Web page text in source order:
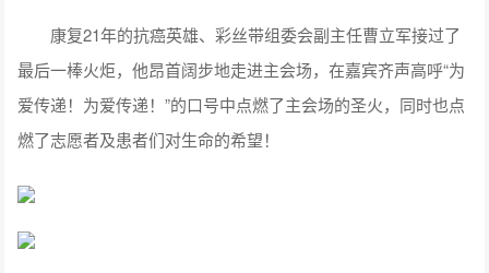
康复21年的抗癌英雄、彩丝带组委会副主任曹立军接过了
最后一棒火炬，他昂首阔步地走进主会场，在嘉宾齐声高呼“为
爱传递！为爱传递！”的口号中点燃了主会场的圣火，同时也点
燃了志愿者及患者们对生命的希望！